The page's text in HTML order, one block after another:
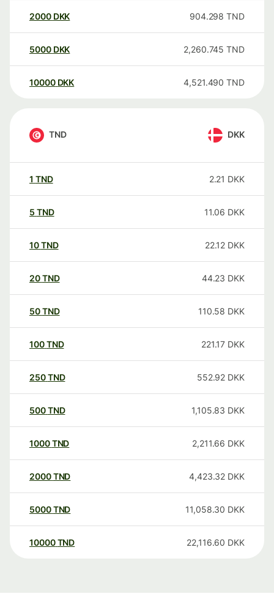
2000 DKK 904.298 TND
5000 DKK 2,260.745 TND
10000 DKK 4,521.490 TND
TND DKK
1 TND 2.21 DKK
5 TND 11.06 DKK
10TND 22.12 DKK
20TND 44.23 DKK
50TND 110.58 DKK
100TND 221.17 DKK
250TND 552.92 DKK
500TND 1,105.83 DKK
1000TND 2,211.66 DKK
2000TND 4,423.32 DKK
5000TND 11,058.30 DKK
10000 TND 22,116.60 DKK